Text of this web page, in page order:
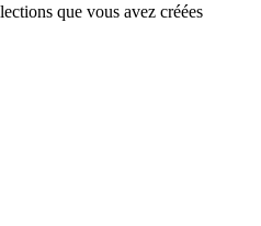
que vous avez créées